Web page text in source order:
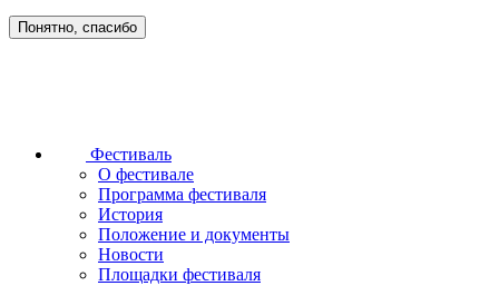
Понятно, спасибо
Фестиваль
О фестивале
Программа фестиваля
История
Положение и документы
Новости
Площадки фестиваля